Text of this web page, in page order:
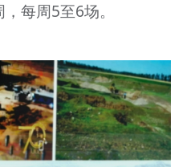
每周5至6场。